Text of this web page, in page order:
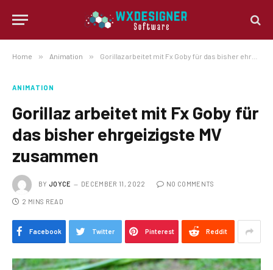
Home » Animation » Gorillaz arbeitet mit Fx Goby für das bisher ehrgeizigste MV zusammen
ANIMATION
Gorillaz arbeitet mit Fx Goby für
das bisher ehrgeizigste MV
zusammen
BY JOYCE DECEMBER 11, 2022 NO COMMENTS
2 MINS READ
Facebook Twitter Pinterest Reddit